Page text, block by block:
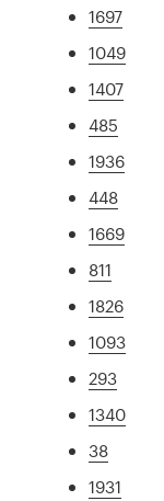
1697
1049
1407
485
1936
448
1669
811
1826
1093
293
1340
38
1931